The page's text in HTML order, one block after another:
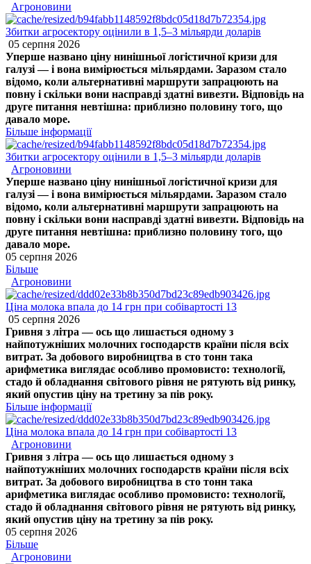
Агроновини
Збитки агросектору оцінили в 1,5–3 мільярди доларів
05 серпня 2026
Уперше названо ціну нинішньої логістичної кризи для
галузі — і вона вимірюється мільярдами. Заразом стало
відомо, коли альтернативні маршрути запрацюють на
повну і скільки вони насправді здатні вивезти. Відповідь на
друге питання невтішна: приблизно половину того, що
давало море.
Більше інформації
Збитки агросектору оцінили в 1,5–3 мільярди доларів
Агроновини
Уперше названо ціну нинішньої логістичної кризи для
галузі — і вона вимірюється мільярдами. Заразом стало
відомо, коли альтернативні маршрути запрацюють на
повну і скільки вони насправді здатні вивезти. Відповідь на
друге питання невтішна: приблизно половину того, що
давало море.
05 серпня 2026
Більше
Агроновини
Ціна молока впала до 14 грн при собівартості 13
05 серпня 2026
Гривня з літра — ось що лишається одному з
найпотужніших молочних господарств країни після всіх
витрат. За добового виробництва в сто тонн така
арифметика виглядає особливо промовисто: технології,
стадо й обладнання світового рівня не рятують від ринку,
який опустив ціну на третину за пів року.
Більше інформації
Ціна молока впала до 14 грн при собівартості 13
Агроновини
Гривня з літра — ось що лишається одному з
найпотужніших молочних господарств країни після всіх
витрат. За добового виробництва в сто тонн така
арифметика виглядає особливо промовисто: технології,
стадо й обладнання світового рівня не рятують від ринку,
який опустив ціну на третину за пів року.
05 серпня 2026
Більше
Агроновини